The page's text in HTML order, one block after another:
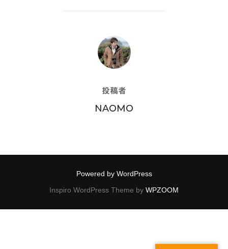
投稿者
投稿者
NAOMO
Powered by WordPress
Inspiro WordPress Theme by WPZOOM